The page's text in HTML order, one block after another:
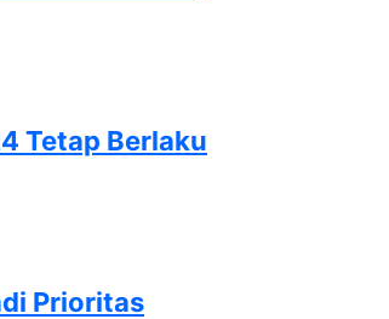
Tetap Berlaku
Prioritas